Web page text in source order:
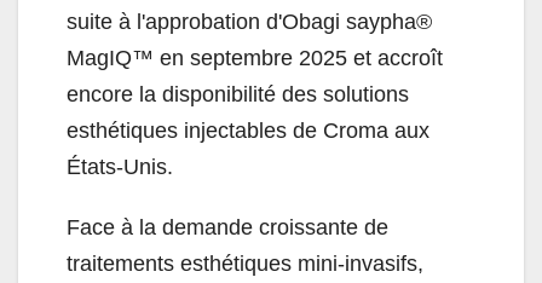
suite à l'approbation d'Obagi saypha®
MagIQ™ en septembre 2025 et accroît
encore la disponibilité des solutions
esthétiques injectables de Croma aux
États-Unis.
Face à la demande croissante de
traitements esthétiques mini-invasifs,